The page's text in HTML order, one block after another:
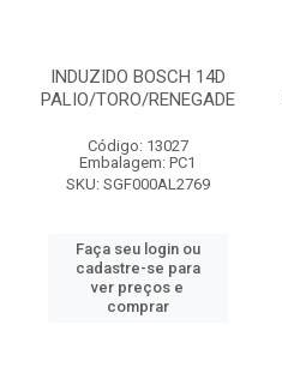
INDUZIDO BOSCH 14D
PALIO/TORO/RENEGADE
Código: 13027
Embalagem: PC1
SKU: SGF000AL2769
Faça seu login ou
cadastre-se para
ver preços e
comprar